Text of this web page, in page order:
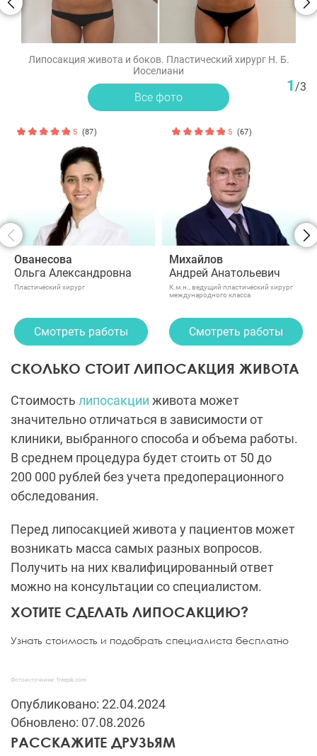
Липосакция живота и боков. Пластический хирург Н. Б.
Иоселиани
1/3
Все фото
Ованесова
Ольга Александровна
5 (87)
Пластический хирург
Смотреть работы
Михайлов
Андрей Анатольевич
5 (67)
К.м.н., ведущий пластический хирург
международного класса
Смотреть работы
СКОЛЬКО СТОИТ ЛИПОСАКЦИЯ ЖИВОТА
Стоимость липосакции живота может
значительно отличаться в зависимости от
клиники, выбранного способа и объема работы.
В среднем процедура будет стоить от 50 до
200 000 рублей без учета предоперационного
обследования.
Перед липосакцией живота у пациентов может
возникать масса самых разных вопросов.
Получить на них квалифицированный ответ
можно на консультации со специалистом.
ХОТИТЕ СДЕЛАТЬ ЛИПОСАКЦИЮ?
Узнать стоимость и подобрать специалиста бесплатно
Фотоисточники: freepik.com
Опубликовано: 22.04.2024
Обновлено: 07.08.2026
РАССКАЖИТЕ ДРУЗЬЯМ